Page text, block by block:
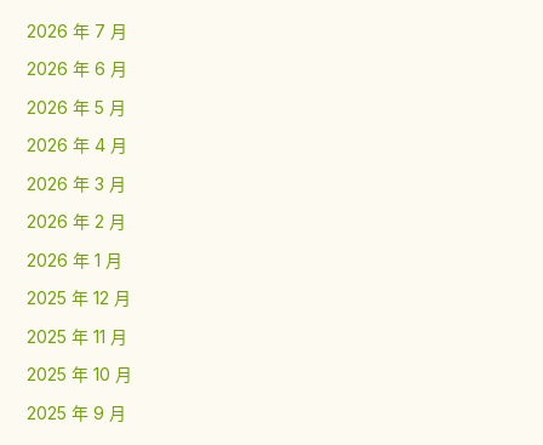
2026 年 7 月
2026 年 6 月
2026 年 5 月
2026 年 4 月
2026 年 3 月
2026 年 2 月
2026 年 1 月
2025 年 12 月
2025 年 11 月
2025 年 10 月
2025 年 9 月